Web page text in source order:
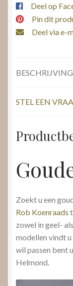
Deel op
Pin dit
Deel via e-
BESCHRIJVING
STEL EEN
Zoekt u een
Rob Koenraads
zowel in geel-
modellen vindt u
wil passen bent
Helmond.